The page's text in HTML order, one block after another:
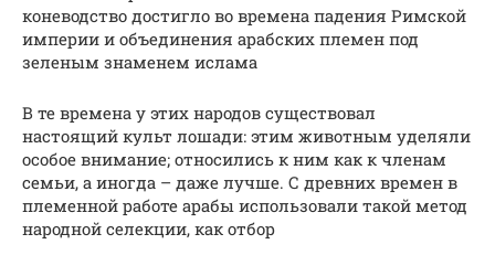
коневодство достигло во времена падения Римской
империи и объединения арабских племен под
зеленым знаменем ислама
В те времена у этих народов существовал
настоящий культ лошади: этим животным уделяли
особое внимание; относились к ним как к членам
семьи, а иногда – даже лучше. С древних времен в
племенной работе арабы использовали такой метод
народной селекции, как отбор